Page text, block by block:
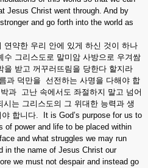
Jesus Christ went through. And by
and go forth into the world as
연약한 우리 안에 있게 하신 것이 하나
수 그리스도로 말미암 사방으로 우겨쌈
을 받고 꺼꾸러뜨림을 당한다 할지라
과 덕만을 선전하는 사명을 다해야 합
과 고난 속에서도 좌절하지 말고 넘어
는 그리스도의 그 위대한 능력과 생
합니다. It is God’s purpose for us to
of power and life to be placed within
and what struggles we may run
in the name of Jesus Christ our
we must not despair and instead go